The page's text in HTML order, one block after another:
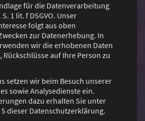
für die Datenverarbeitung
1 lit. f DSGVO. Unser
folgt aus oben
zur Datenerhebung. In
wir die erhobenen Daten
Rückschlüsse auf Ihre Person zu
setzen wir beim Besuch unserer
sowie Analysedienste ein.
dazu erhalten Sie unter
dieser Datenschutzerklärung.